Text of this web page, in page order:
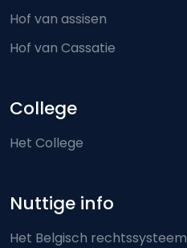
Hof van assisen
Hof van Cassatie
College
Het College
Nuttige info
Het Belgisch rechtssysteem